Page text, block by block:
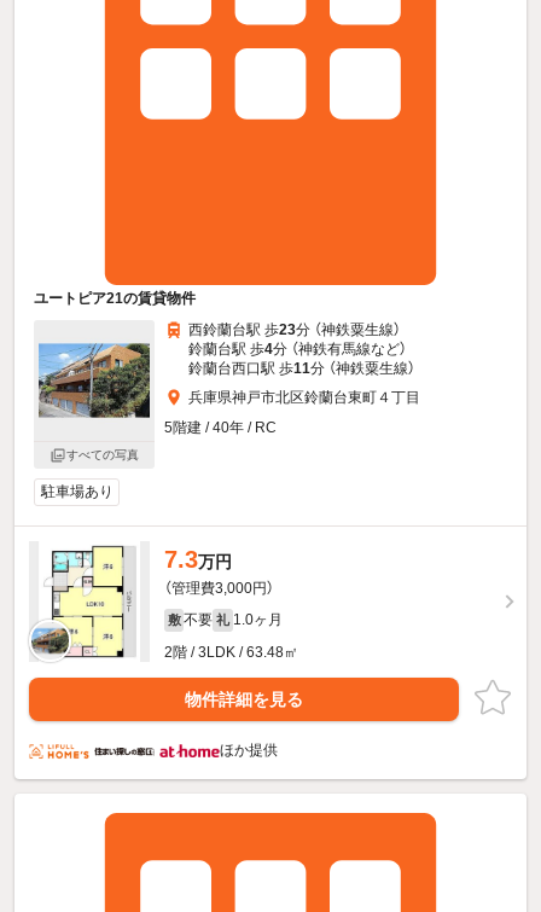
ユートピア21の賃貸物件
すべての写真
西鈴蘭台駅 歩23分 （神鉄粟生線）
鈴蘭台駅 歩4分 （神鉄有馬線など）
鈴蘭台西口駅 歩11分 （神鉄粟生線）
兵庫県神戸市北区鈴蘭台東町４丁目
5階建 / 40年 / RC
駐車場あり
7.3万円
（管理費3,000円）
敷 不要 礼 1.0ヶ月
2階 / 3LDK / 63.48㎡
物件詳細を見る
ほか提供